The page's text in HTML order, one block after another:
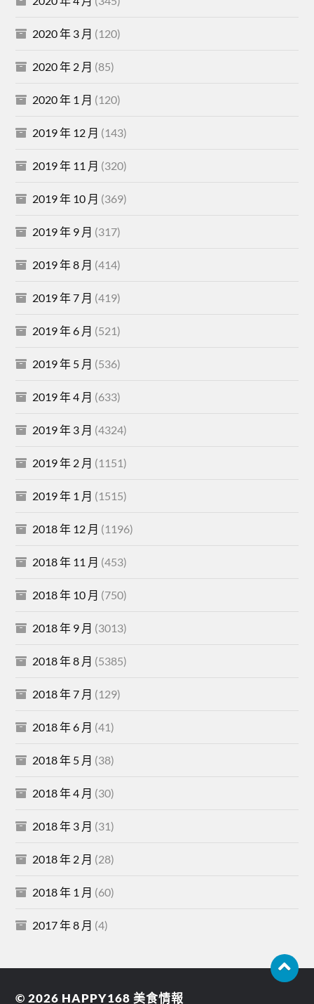
2020 年 3 月 (120)
2020 年 2 月 (85)
2020 年 1 月 (120)
2019 年 12 月 (143)
2019 年 11 月 (320)
2019 年 10 月 (369)
2019 年 9 月 (317)
2019 年 8 月 (414)
2019 年 7 月 (419)
2019 年 6 月 (521)
2019 年 5 月 (536)
2019 年 4 月 (633)
2019 年 3 月 (4324)
2019 年 2 月 (1151)
2019 年 1 月 (1515)
2018 年 12 月 (1196)
2018 年 11 月 (453)
2018 年 10 月 (750)
2018 年 9 月 (3013)
2018 年 8 月 (5385)
2018 年 7 月 (129)
2018 年 6 月 (41)
2018 年 5 月 (38)
2018 年 4 月 (30)
2018 年 3 月 (31)
2018 年 2 月 (28)
2018 年 1 月 (60)
2017 年 8 月 (4)
© 2026 HAPPY168 美食情報